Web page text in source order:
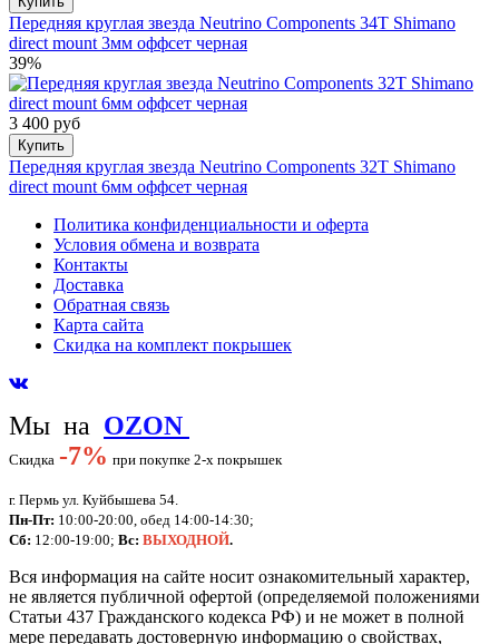
Передняя круглая звезда Neutrino Components 34T Shimano
direct mount 3мм оффсет черная
39%
3 400 руб
Купить
Передняя круглая звезда Neutrino Components 32T Shimano
direct mount 6мм оффсет черная
Политика конфиденциальности и оферта
Условия обмена и возврата
Контакты
Доставка
Обратная связь
Карта сайта
Скидка на комплект покрышек
Мы на OZON
Скидка -7% при покупке 2-х покрышек
г. Пермь ул. Куйбышева 54.
Пн-Пт: 10:00-20:00, обед 14:00-14:30;
Сб: 12:00-19:00; Вс: ВЫХОДНОЙ.
Вся информация на сайте носит ознакомительный характер,
не является публичной офертой (определяемой положениями
Статьи 437 Гражданского кодекса РФ) и не может в полной
мере передавать достоверную информацию о свойствах,